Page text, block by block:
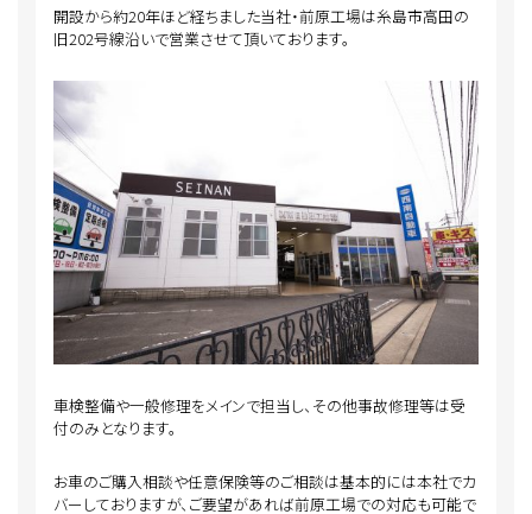
開設から約20年ほど経ちました当社・前原工場は糸島市高田の
旧202号線沿いで営業させて頂いております。
車検整備や一般修理をメインで担当し、その他事故修理等は受
付のみとなります。
お車のご購入相談や任意保険等のご相談は基本的には本社でカ
バーしておりますが、ご要望があれば前原工場での対応も可能で